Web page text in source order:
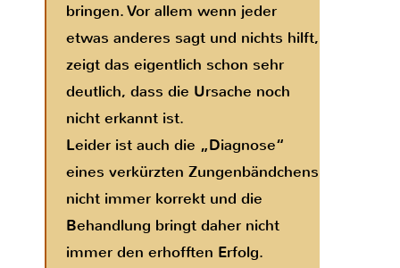
bringen. Vor allem wenn jeder
etwas anderes sagt und nichts hilft,
zeigt das eigentlich schon sehr
deutlich, dass die Ursache noch
nicht erkannt ist.
Leider ist auch die „Diagnose“
eines verkürzten Zungenbändchens
nicht immer korrekt und die
Behandlung bringt daher nicht
immer den erhofften Erfolg.